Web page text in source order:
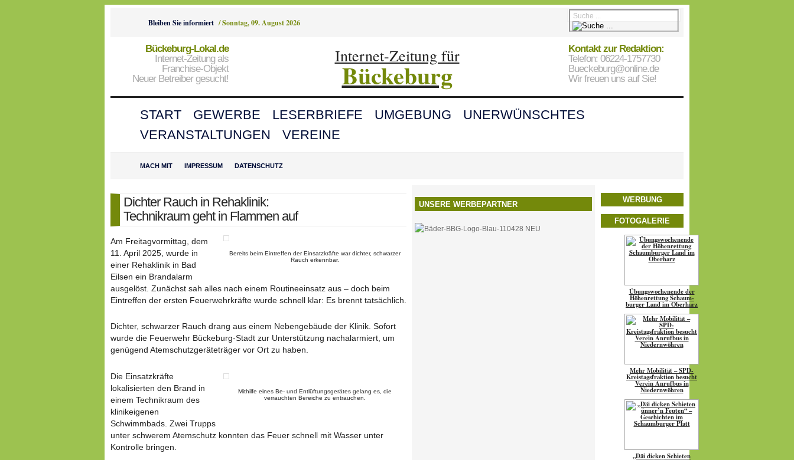
Bleiben Sie informiert /Sonntag, 09. August 2026
Bückeburg-Lokal.de
Internet-Zeitung als
Franchise-Objekt
Neuer Betreiber gesucht!
Internet-Zeitung für
Bückeburg
Kontakt zur Redaktion:
Telefon: 06224-1757730
Bueckeburg@online.de
Wir freuen uns auf Sie!
START GEWERBE LESERBRIEFE UMGEBUNG
UNERWÜNSCHTES
VERANSTALTUNGEN
VEREINE
MACH MIT IMPRESSUM DATENSCHUTZ
Dichter Rauch in Rehaklinik:
Technikraum geht in Flammen auf
Bereits beim Eintreffen der Einsatzkräfte war dichter, schwarzer
Rauch erkennbar.
Am Freitagvormittag, dem
11. April 2025, wurde in
einer Rehaklinik in Bad
Eilsen ein Brandalarm
ausgelöst. Zunächst sah alles nach einem Routineeinsatz aus – doch beim
Eintreffen der ersten Feuerwehrkräfte wurde schnell klar: Es brennt tatsächlich.
Dichter, schwarzer Rauch drang aus einem Nebengebäude der Klinik. Sofort
wurde die Feuerwehr Bückeburg-Stadt zur Unterstützung nachalarmiert, um
genügend Atemschutzgeräteträger vor Ort zu haben.
Mithilfe eines Be- und Entlüftungsgerätes gelang es, die
verrauchten Bereiche zu entrauchen.
Die Einsatzkräfte
lokalisierten den Brand in
einem Technikraum des
klinikeigenen
Schwimmbads. Zwei Trupps
unter schwerem Atemschutz konnten das Feuer schnell mit Wasser unter
Kontrolle bringen.
UNSERE WERBEPARTNER
WERBUNG
FOTOGALERIE
Übungs­wo­chen­ende der
Höhen­ret­tung Schaum­
burger Land im Oberharz
Mehr Mobilität – SPD-
Kreistagsfraktion besucht
Verein Anrufbus in
Niedernwöhren
„Däi dicken Schieten